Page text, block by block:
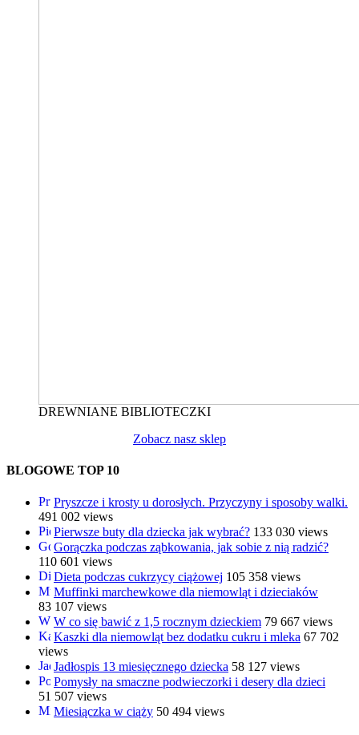
DREWNIANE BIBLIOTECZKI
Zobacz nasz sklep
BLOGOWE TOP 10
Pryszcze i krosty u dorosłych. Przyczyny i sposoby walki.
491 002 views
Pierwsze buty dla dziecka jak wybrać? 133 030 views
Gorączka podczas ząbkowania, jak sobie z nią radzić?
110 601 views
Dieta podczas cukrzycy ciążowej 105 358 views
Muffinki marchewkowe dla niemowląt i dzieciaków
83 107 views
W co się bawić z 1,5 rocznym dzieckiem 79 667 views
Kaszki dla niemowląt bez dodatku cukru i mleka 67 702
views
Jadłospis 13 miesięcznego dziecka 58 127 views
Pomysły na smaczne podwieczorki i desery dla dzieci
51 507 views
Miesiączka w ciąży 50 494 views